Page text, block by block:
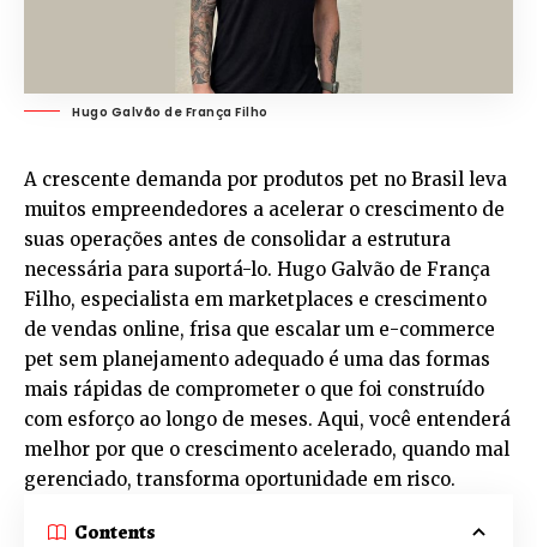
Hugo Galvão de França Filho
A crescente demanda por produtos pet no Brasil leva
muitos empreendedores a acelerar o crescimento de
suas operações antes de consolidar a estrutura
necessária para suportá-lo. Hugo Galvão de França
Filho, especialista em marketplaces e crescimento
de vendas online, frisa que escalar um e-commerce
pet sem planejamento adequado é uma das formas
mais rápidas de comprometer o que foi construído
com esforço ao longo de meses. Aqui, você entenderá
melhor por que o crescimento acelerado, quando mal
gerenciado, transforma oportunidade em risco.
Contents